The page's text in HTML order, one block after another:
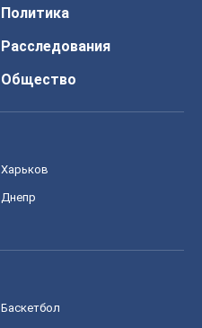
Политика
Расследования
Общество
Харьков
Днепр
Баскетбол